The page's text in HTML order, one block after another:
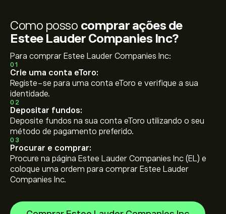
Como posso comprar ações de
Estee Lauder Companies Inc?
Para comprar Estee Lauder Companies Inc:
01
Crie uma conta eToro:
Registe-se para uma conta eToro e verifique a sua
identidade.
02
Depositar fundos:
Deposite fundos na sua conta eToro utilizando o seu
método de pagamento preferido.
03
Procurar e comprar:
Procure na página Estee Lauder Companies Inc (EL) e
coloque uma ordem para comprar Estee Lauder
Companies Inc.